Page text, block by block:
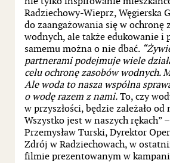
Radziechowy-Wieprz, Węgierska
do zaangażowania się w ochronę
wodnych, ale także edukowanie i
samemu można o nie dbać.
partnerami podejmuje wiele
celu ochronę zasobów wodnych.
Ale woda to nasza wspólna
o wodę razem z nami. To, czy
w przyszłości, będzie zależało od
Wszystko jest w naszych rękach”
Przemysław Turski, Dyrektor
Zdrój w Radziechowach, w
filmie prezentowanym w